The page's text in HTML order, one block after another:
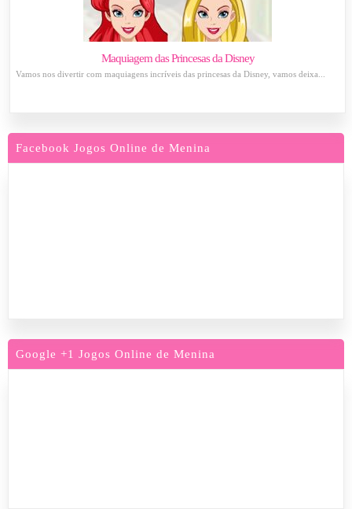
Maquiagem das Princesas da Disney
Vamos nos divertir com maquiagens incríveis das princesas da Disney, vamos deixa...
Facebook Jogos Online de Menina
Google +1 Jogos Online de Menina